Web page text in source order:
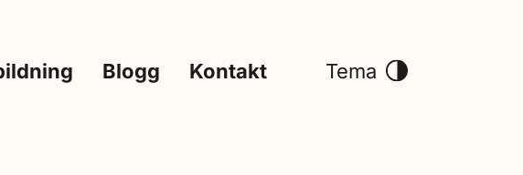
Blogg Kontakt Tema